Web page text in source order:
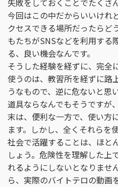
今回はこの中だからいいけれ
クセスできる場所だったら
もたちがSNSなどを利用する
る、良い機会なんです。
そうした経験を経ずに、完全
使うのは、教習所を経ずに路
うなもので、逆に危ないと思い
道具ならなんでもそうですが
末は、便利な一方で、使い方
ます。しかし、全くそれらを
社会で活躍することは、ほと
しょう。危険性を理解した上
れるようにしないとなりませ
ら、実際のバイトテロの動画